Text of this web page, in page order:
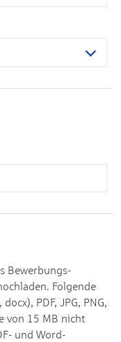
Bewerbungs-
Folgende
PDF, JPG, PNG,
von 15 MB nicht
und Word-